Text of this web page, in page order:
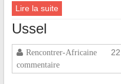
Lire la suite
Ussel
Rencontrer-Africaine
commentaire